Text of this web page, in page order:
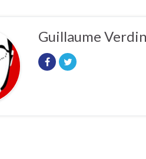
Guillaume